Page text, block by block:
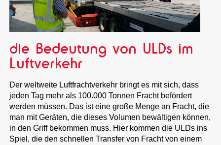
die Bedeutung von ULDs im
Luftverkehr
Der weltweite Luftfrachtverkehr bringt es mit sich, dass
jeden Tag mehr als 100.000 Tonnen Fracht befördert
werden müssen. Das ist eine große Menge an Fracht, die
man mit Geräten, die dieses Volumen bewältigen können,
in den Griff bekommen muss. Hier kommen die ULDs ins
Spiel, die den schnellen Transfer von Fracht von einem